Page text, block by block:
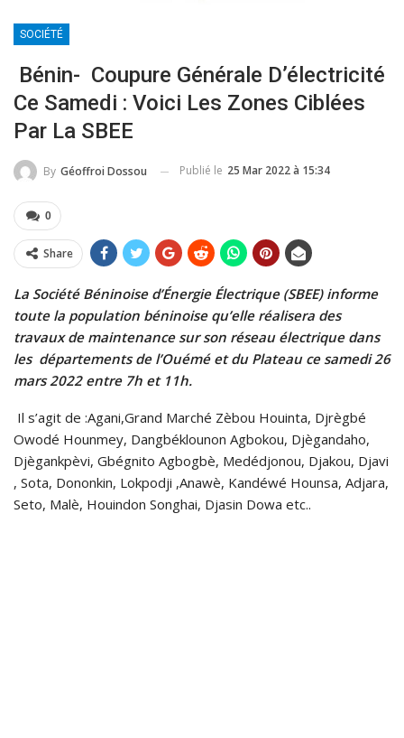
SOCIÉTÉ
Bénin- Coupure Générale D’électricité
Ce Samedi : Voici Les Zones Ciblées
Par La SBEE
By Géoffroi Dossou Publié le 25 Mar 2022 à 15:34
0
Share
La Société Béninoise d’Énergie Électrique (SBEE) informe
toute la population béninoise qu’elle réalisera des
travaux de maintenance sur son réseau électrique dans
les départements de l’Ouémé et du Plateau ce samedi 26
mars 2022 entre 7h et 11h.
Il s’agit de :Agani,Grand Marché Zèbou Houinta, Djrègbé
Owodé Hounmey, Dangbéklounon Agbokou, Djègandaho,
Djègankpèvi, Gbégnito Agbogbè, Medédjonou, Djakou, Djavi
, Sota, Dononkin, Lokpodji ,Anawè, Kandéwé Hounsa, Adjara,
Seto, Malè, Houindon Songhai, Djasin Dowa etc..